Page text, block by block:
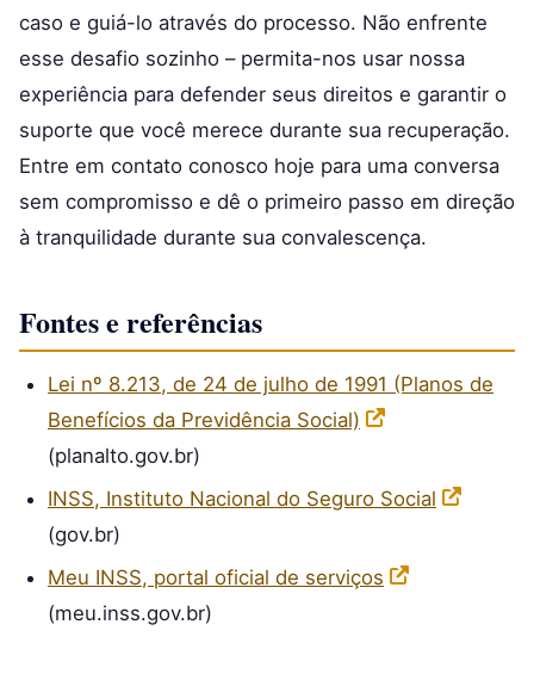
caso e guiá-lo através do processo. Não enfrente
esse desafio sozinho – permita-nos usar nossa
experiência para defender seus direitos e garantir o
suporte que você merece durante sua recuperação.
Entre em contato conosco hoje para uma conversa
sem compromisso e dê o primeiro passo em direção
à tranquilidade durante sua convalescença.
Fontes e referências
Lei nº 8.213, de 24 de julho de 1991 (Planos de
Benefícios da Previdência Social)
(planalto.gov.br)
INSS, Instituto Nacional do Seguro Social
(gov.br)
Meu INSS, portal oficial de serviços
(meu.inss.gov.br)